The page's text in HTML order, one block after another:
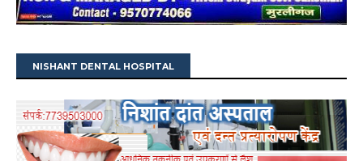
NISHANT DENTAL HOSPITAL